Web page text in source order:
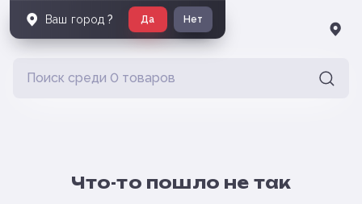
Что-то пошло не так
Ваш город ? Да Нет